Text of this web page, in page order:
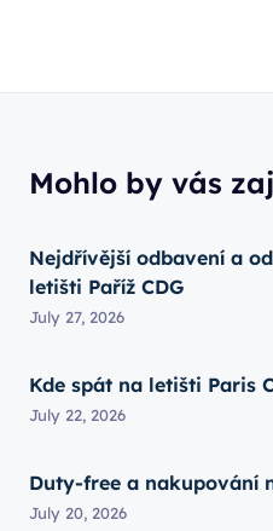
Mohlo by vás
Nejdřívější odbavení a
letišti Paříž CDG
July 27, 2026
Kde spát na letišti Paris
July 22, 2026
Duty-free a nakupování
July 20, 2026